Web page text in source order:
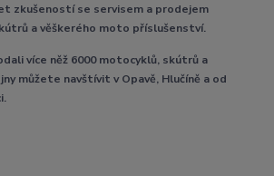
zkušeností se servisem a prodejem
a věškerého moto příslušenství.
více něž 6000 motocyklů, skútrů a
můžete navštívit v Opavě, Hlučíně a od